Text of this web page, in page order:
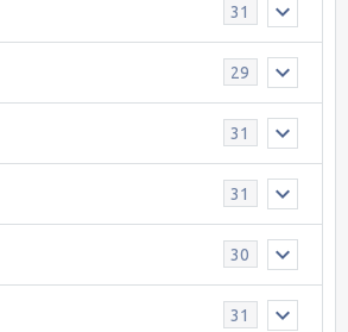
31
29
31
31
30
31